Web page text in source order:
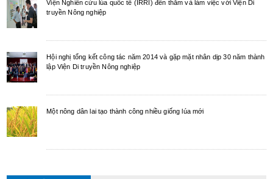
Viện Nghiên cứu lúa quốc tế (IRRI) đến thăm và làm việc với Viện Di
truyền Nông nghiệp
Hội nghị tổng kết công tác năm 2014 và gặp mặt nhân dịp 30 năm thành
lập Viện Di truyền Nông nghiệp
Một nông dân lai tạo thành công nhiều giống lúa mới